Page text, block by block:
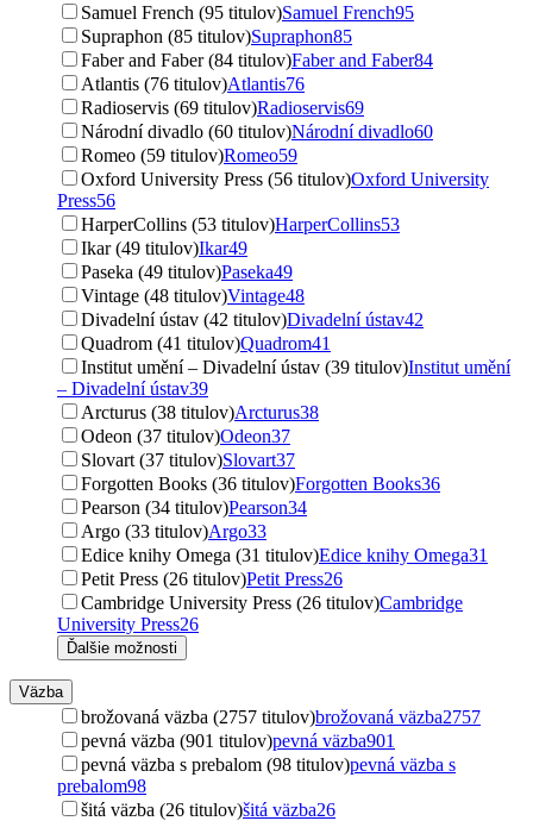
Samuel French (95 titulov)Samuel French95
Supraphon (85 titulov)Supraphon85
Faber and Faber (84 titulov)Faber and Faber84
Atlantis (76 titulov)Atlantis76
Radioservis (69 titulov)Radioservis69
Národní divadlo (60 titulov)Národní divadlo60
Romeo (59 titulov)Romeo59
Oxford University Press (56 titulov)Oxford University
Press56
HarperCollins (53 titulov)HarperCollins53
Ikar (49 titulov)Ikar49
Paseka (49 titulov)Paseka49
Vintage (48 titulov)Vintage48
Divadelní ústav (42 titulov)Divadelní ústav42
Quadrom (41 titulov)Quadrom41
Institut umění – Divadelní ústav (39 titulov)Institut umění
– Divadelní ústav39
Arcturus (38 titulov)Arcturus38
Odeon (37 titulov)Odeon37
Slovart (37 titulov)Slovart37
Forgotten Books (36 titulov)Forgotten Books36
Pearson (34 titulov)Pearson34
Argo (33 titulov)Argo33
Edice knihy Omega (31 titulov)Edice knihy Omega31
Petit Press (26 titulov)Petit Press26
Cambridge University Press (26 titulov)Cambridge
University Press26
Ďalšie možnosti
Väzba
brožovaná väzba (2757 titulov)brožovaná väzba2757
pevná väzba (901 titulov)pevná väzba901
pevná väzba s prebalom (98 titulov)pevná väzba s
prebalom98
šitá väzba (26 titulov)šitá väzba26